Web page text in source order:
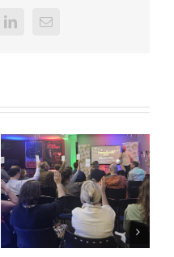
LinkedInEmail